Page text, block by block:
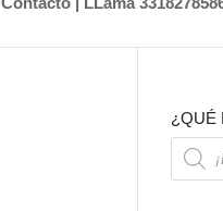
¿QUÉ
de